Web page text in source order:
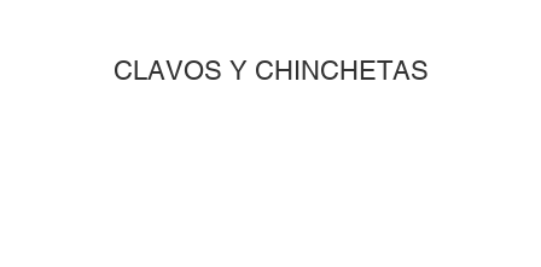
CLAVOS Y CHINCHETAS